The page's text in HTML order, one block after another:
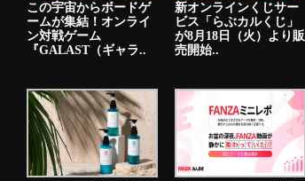
この宇宙からボードゲ
ームが集結！オンライ
ン対戦ゲーム
『GALAST（ギャラ..
新オンラインくじサー
ビス「らぶカルくじ」
が8月18日（火）より販
売開始..